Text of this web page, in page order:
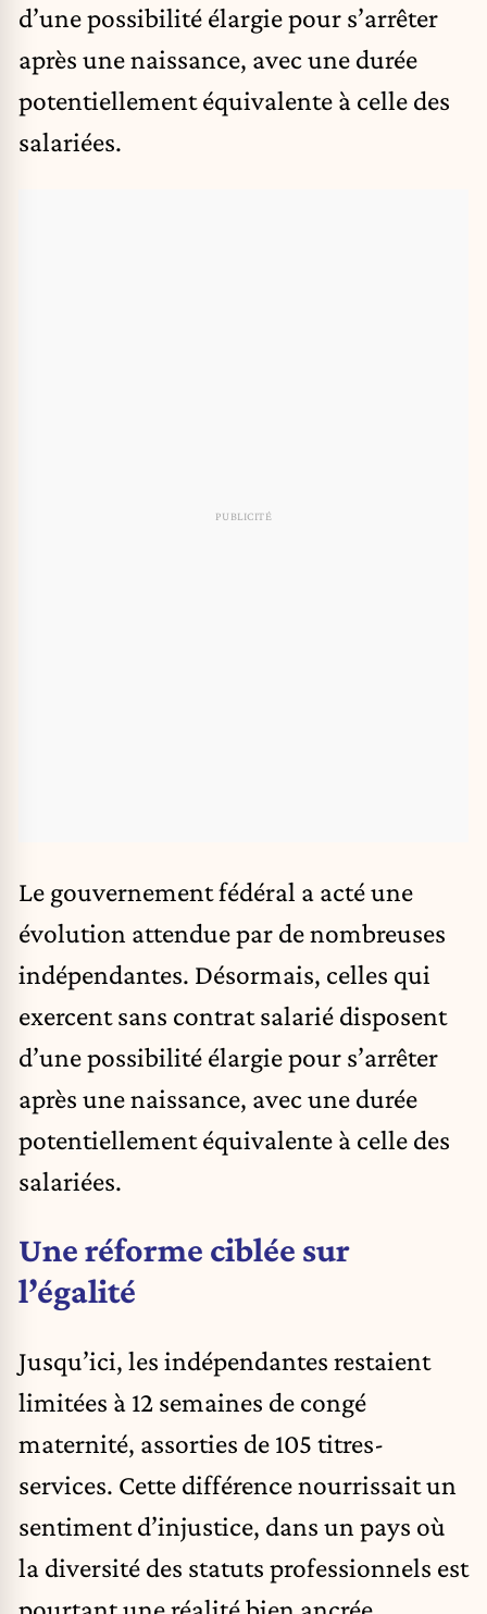
d’une possibilité élargie pour s’arrêter
après une naissance, avec une durée
potentiellement équivalente à celle des
salariées.
Le gouvernement fédéral a acté une
évolution attendue par de nombreuses
indépendantes. Désormais, celles qui
exercent sans contrat salarié disposent
d’une possibilité élargie pour s’arrêter
après une naissance, avec une durée
potentiellement équivalente à celle des
salariées.
Une réforme ciblée sur
l’égalité
Jusqu’ici, les indépendantes restaient
limitées à 12 semaines de congé
maternité, assorties de 105 titres-
services. Cette différence nourrissait un
sentiment d’injustice, dans un pays où
la diversité des statuts professionnels est